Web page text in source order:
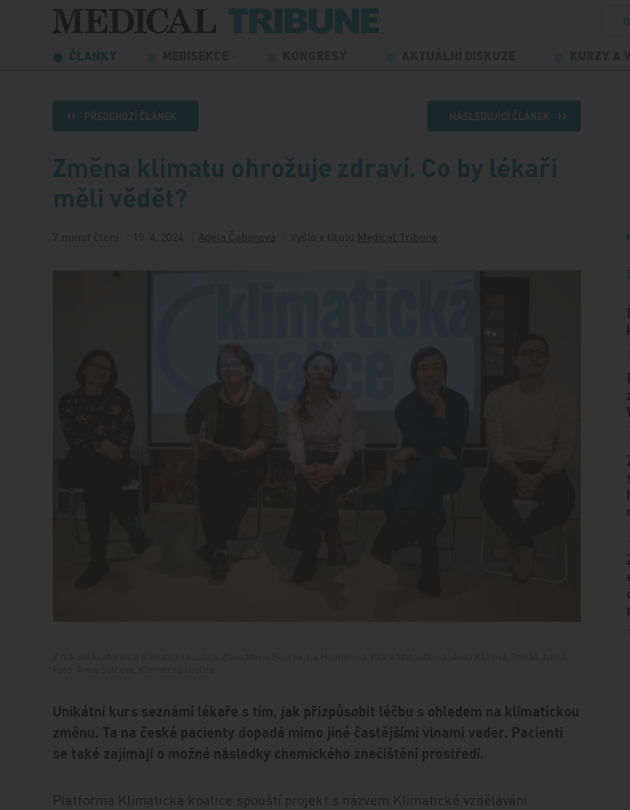
Přeskočit na obsah
ČLÁNKY
PŘEDCHOZÍ ČLÁNEK NÁSLEDUJÍCÍ ČLÁNEK
Změna klimatu ohrožuje zdraví. Co by lékaři
měli vědět?
7 minut čtení 19. 4. 2024 Adéla Čabanová Vyšlo v titulu Medical Tribune
Unikátní kurs seznámí lékaře s tím, jak přizpůsobit léčbu s ohledem na klimatickou
změnu. Ta na české pacienty dopadá mimo jiné častějšími vlnami veder. Pacienti
se také zajímají o možné následky chemického znečištění prostředí.
Platforma Klimatická koalice spouští projekt s názvem Klimatické vzdělávání